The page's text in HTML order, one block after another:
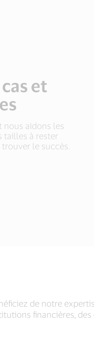
et
nous aidons les
tailles à rester
le succès.
de notre
financières,